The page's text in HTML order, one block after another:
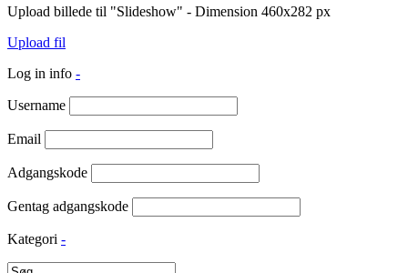
Upload billede til "Slideshow" - Dimension 460x282 px
Upload fil
Log in info -
Username
Email
Adgangskode
Gentag adgangskode
Kategori -